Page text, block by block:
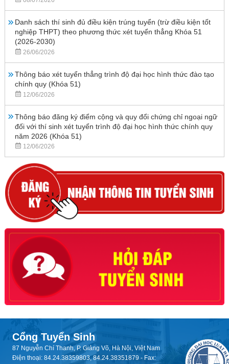
Danh sách thí sinh đủ điều kiện trúng tuyển (trừ điều kiện tốt
nghiệp THPT) theo phương thức xét tuyển thẳng Khóa 51
(2026-2030)
26/06/2026
Thông báo xét tuyển thẳng trình độ đại học hình thức đào tạo
chính quy (Khóa 51)
12/06/2026
Thông báo đăng ký điểm cộng và quy đổi chứng chỉ ngoại ngữ
đối với thí sinh xét tuyển trình độ đại học hình thức chính quy
năm 2026 (Khóa 51)
12/06/2026
Cổng Tuyển Sinh
87 Nguyễn Chí Thanh, P. Giảng Võ, Hà Nội, Việt Nam
Điện thoại: 84.24.38359803, 84.24.38351879 - Fax: